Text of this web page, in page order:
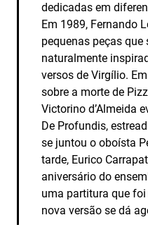
dedicadas em
Em 1989, Fernando
pequenas peças que
naturalmente
versos de Virgílio.
sobre a morte de
Victorino d’Almeida
De Profundis,
se juntou o oboísta
tarde, Eurico
aniversário do
uma partitura que
nova versão se dá